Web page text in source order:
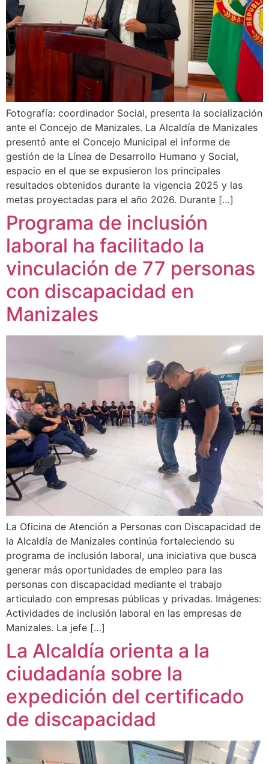
Fotografía: coordinador Social, presenta la socialización
ante el Concejo de Manizales. La Alcaldía de Manizales
presentó ante el Concejo Municipal el informe de
gestión de la Línea de Desarrollo Humano y Social,
espacio en el que se expusieron los principales
resultados obtenidos durante la vigencia 2025 y las
metas proyectadas para el año 2026. Durante […]
Programa de inclusión
laboral ha facilitado la
vinculación de 77 personas
con discapacidad en
Manizales
La Oficina de Atención a Personas con Discapacidad de
la Alcaldía de Manizales continúa fortaleciendo su
programa de inclusión laboral, una iniciativa que busca
generar más oportunidades de empleo para las
personas con discapacidad mediante el trabajo
articulado con empresas públicas y privadas. Imágenes:
Actividades de inclusión laboral en las empresas de
Manizales. La jefe […]
La Alcaldía orienta a la
ciudadanía sobre la
expedición del certificado
de discapacidad